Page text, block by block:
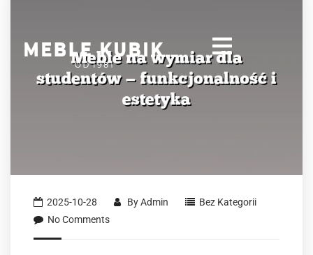
2025-10-28 ByAdmin
Bez Kategorii
No Comments